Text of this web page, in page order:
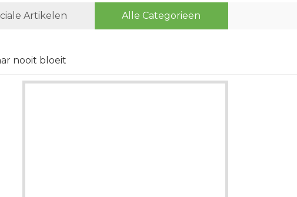
Artikelen Alle Categorieën
nooit bloeit